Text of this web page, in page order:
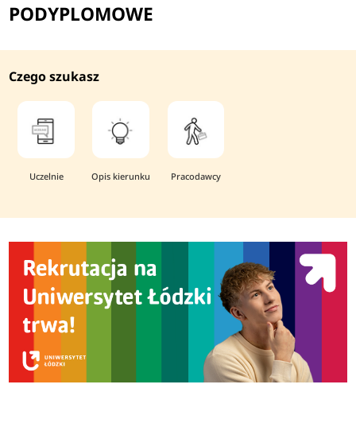
PODYPLOMOWE
Czego szukasz
Uczelnie Opis kierunku Pracodawcy